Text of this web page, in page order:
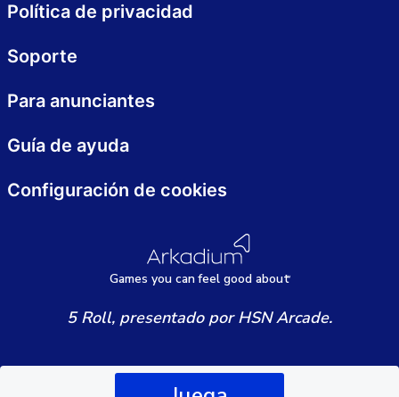
Games you canfeel good about
Política de privacidad
Soporte
Para anunciantes
Guía de ayuda
Configuración de cookies
5 Roll, presentado por HSN Arcade.